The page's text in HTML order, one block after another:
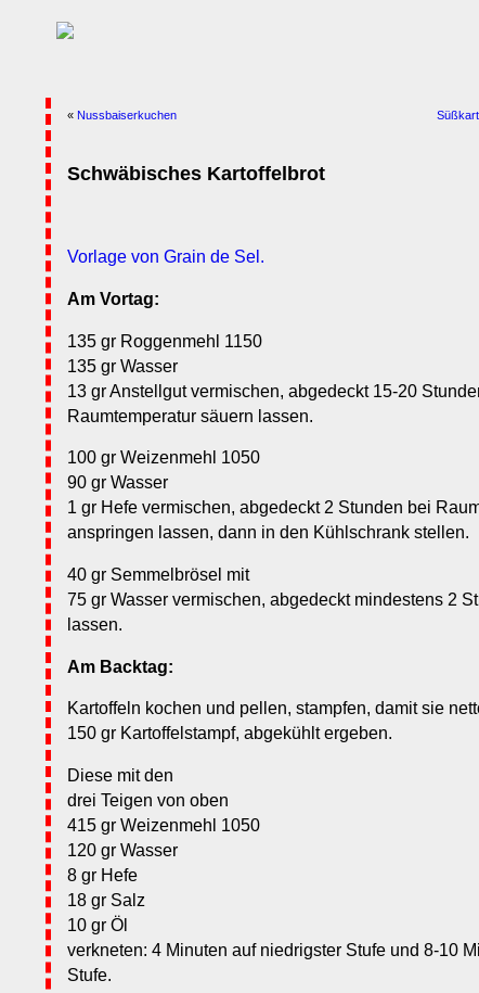
« Nussbaiserkuchen
Schwäbisches Kartoffelbrot
Vorlage von Grain de Sel.
Am Vortag:
135 gr Roggenmehl 1150
135 gr Wasser
13 gr Anstellgut vermischen, abgedeckt 15-20
Raumtemperatur säuern lassen.
100 gr Weizenmehl 1050
90 gr Wasser
1 gr Hefe vermischen, abgedeckt 2 Stunden bei
anspringen lassen, dann in den Kühlschrank stellen.
40 gr Semmelbrösel mit
75 gr Wasser vermischen, abgedeckt mindestens 2
lassen.
Am Backtag:
Kartoffeln kochen und pellen, stampfen, damit sie
150 gr Kartoffelstampf, abgekühlt ergeben.
Diese mit den
drei Teigen von oben
415 gr Weizenmehl 1050
120 gr Wasser
8 gr Hefe
18 gr Salz
10 gr Öl
verkneten: 4 Minuten auf niedrigster Stufe und 8-10
Stufe.